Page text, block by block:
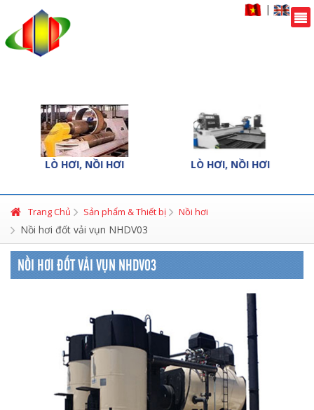
|
LÒ HƠI, NỒI HƠI LÒ HƠI, NỒI HƠI
Trang Chủ Sản phẩm & Thiết bị Nồi hơi
Nồi hơi đốt vải vụn NHDV03
NỒI HƠI ĐỐT VẢI VỤN NHDV03